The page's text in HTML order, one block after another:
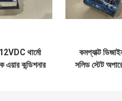
থার্মো
এয়ার কন্ডিশনার
কমপ্যাক্ট
সলিড স্টেট